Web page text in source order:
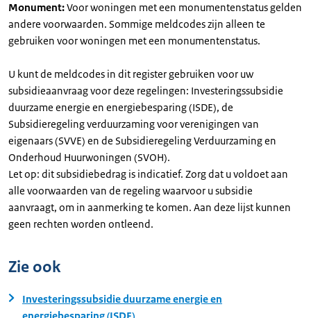
Monument:Voor woningen met een monumentenstatus gelden
andere voorwaarden. Sommige meldcodes zijn alleen te
gebruiken voor woningen met een monumentenstatus.
U kunt de meldcodes in dit register gebruiken voor uw
subsidieaanvraag voor deze regelingen: Investeringssubsidie
duurzame energie en energiebesparing (ISDE), de
Subsidieregeling verduurzaming voor verenigingen van
eigenaars (SVVE) en de Subsidieregeling Verduurzaming en
Onderhoud Huurwoningen (SVOH).
Let op: dit subsidiebedrag is indicatief. Zorg dat u voldoet aan
alle voorwaarden van de regeling waarvoor u subsidie
aanvraagt, om in aanmerking te komen. Aan deze lijst kunnen
geen rechten worden ontleend.
Zie ook
Investeringssubsidie duurzame energie en